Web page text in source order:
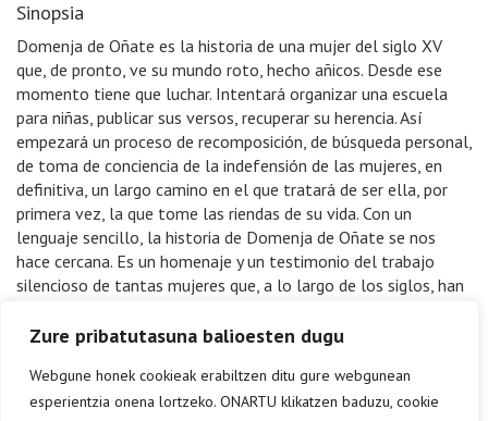
Zure pribatutasuna balioesten dugu
Webgune honek cookieak erabiltzen ditu gure webgunean
esperientzia onena lortzeko. ONARTU klikatzen baduzu, cookie
Sinopsia
Domenja de Oñate es la historia de una mujer del siglo XV
que, de pronto, ve su mundo roto, hecho añicos. Desde ese
momento tiene que luchar. Intentará organizar una escuela
para niñas, publicar sus versos, recuperar su herencia. Así
empezará un proceso de recomposición, de búsqueda personal,
de toma de conciencia de la indefensión de las mujeres, en
definitiva, un largo camino en el que tratará de ser ella, por
primera vez, la que tome las riendas de su vida. Con un
lenguaje sencillo, la historia de Domenja de Oñate se nos
hace cercana. Es un homenaje y un testimonio del trabajo
silencioso de tantas mujeres que, a lo largo de los siglos, han